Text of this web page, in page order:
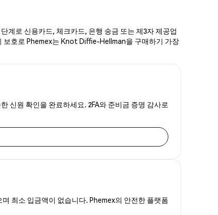
계로 신용카드, 체크카드, 은행 송금 또는 제3자 제공업
보호로 Phemex는 Knot Diffie-Hellman을 구매하기 가장
신원 확인을 완료하세요. 2FA와 준비금 증명 감사로
최소 입금액이 없습니다. Phemex의 안전한 플랫폼